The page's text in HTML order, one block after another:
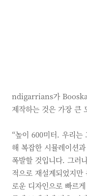
ndigarrians가
제작하는 것은 가장 큰
“높이 600미터. 우리는
해 복잡한 시뮬레이션
폭발할 것입니다. 그러
적으로 재설계되었지
로운 디자인으로 빠르